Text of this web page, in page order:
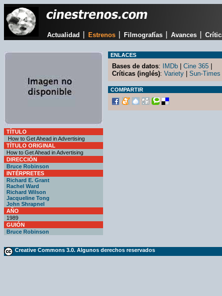
Actualidad Estrenos Filmografías Avances
TÍTULO
How to Get Ahead in Advertising
TÍTULO ORIGINAL
How to Get Ahead in Advertising
DIRECCIÓN
Bruce Robinson
INTÉRPRETES
Richard E. Grant
Rachel Ward
Richard Wilson
Jacqueline Tong
John Shrapnel
AÑO
1989
GUIÓN
Bruce Robinson
ENLACES
Bases de datos: IMDb Cine 365
Críticas (inglés): Variety Sun-Times
COMPARTIR
Creative Commons 3.0. Algunos derechos reservados